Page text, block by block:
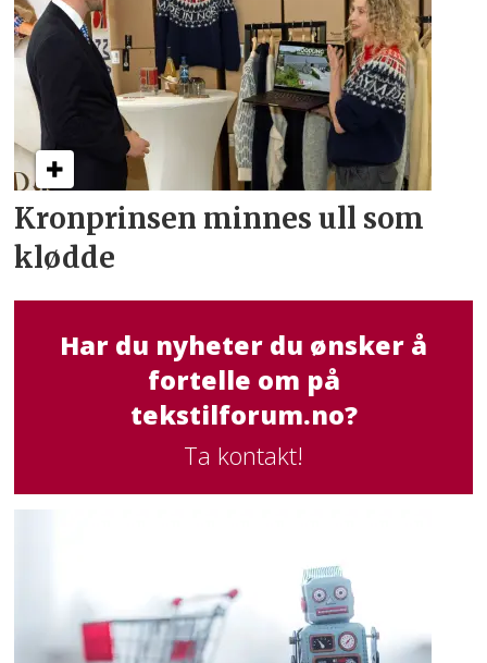
Kronprinsen minnes ull som
klødde
Har du nyheter du ønsker å
fortelle om på
tekstilforum.no?
Ta kontakt!